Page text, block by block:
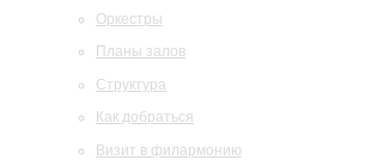
Оркестры
Планы залов
Структура
Как добраться
Визит в филармонию